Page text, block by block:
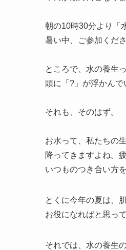
朝の10時30分より「
暑い中、ご参加くだ
ところで、水の養生
頭に「?」が浮かんで
それも、そのはず。
お水って、私たちの
降ってきますよね。
いつものつき合い方
とくに今年の夏は、
お役になればと思っ
それでは、水の養生